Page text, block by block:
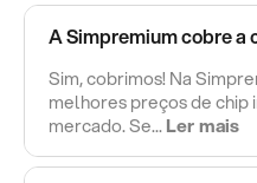
A Simpremium cobre a
Sim, cobrimos! Na
melhores preços de chip
mercado. Se...Ler mais